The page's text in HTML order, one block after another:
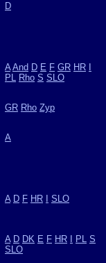
D
A And D E F GR HR
PL Rho S SLO
GR Rho Zyp
A
A D F HR SLO
A D DK E F HR PL S
SLO